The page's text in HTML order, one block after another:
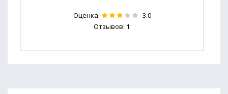
Оценка: 3.0
Отзывов: 1